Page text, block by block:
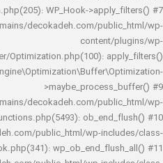
plugin.php(205): WP_Hook-
domains/decokadeh.com/
Buffer/Optimization.php(100):
domains/decokadeh.com/
includes/functions.php(5493):
decokadeh.com/public_html/wp-
wp-hook.php(341):